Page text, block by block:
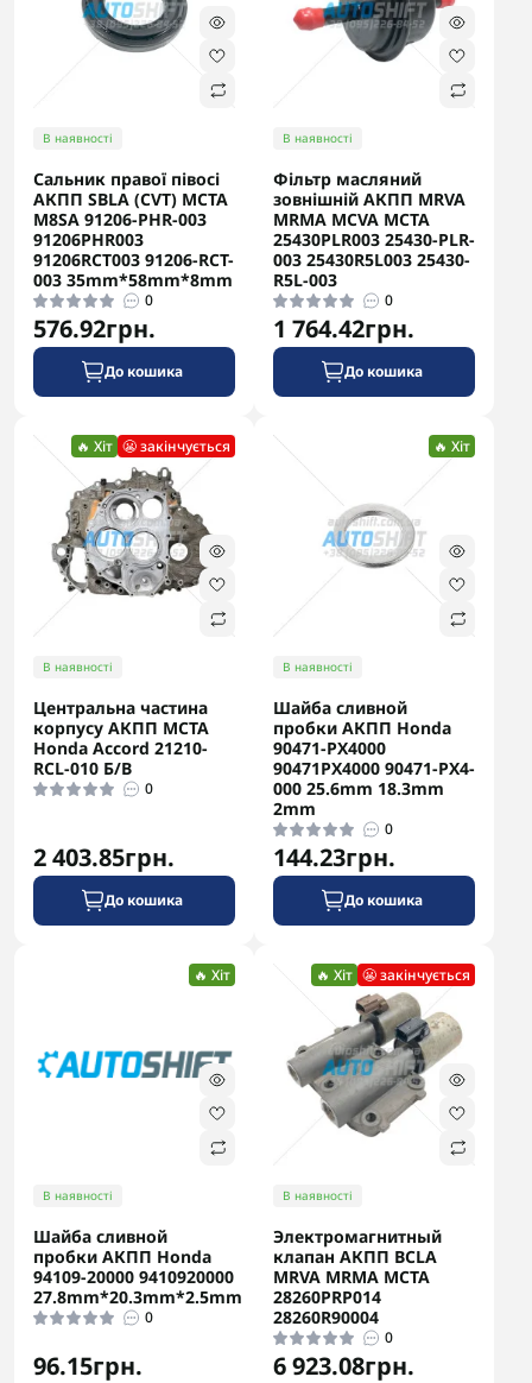
В наявності
Сальник правої півосі
АКПП SBLA (CVT) MCTA
M8SA 91206-PHR-003
91206PHR003
91206RCT003 91206-RCT-
003 35mm*58mm*8mm
0
576.92грн.
До кошика
В наявності
Фільтр масляний
зовнішній АКПП MRVA
MRMA MCVA MCTA
25430PLR003 25430-PLR-
003 25430R5L003 25430-
R5L-003
0
1 764.42грн.
До кошика
🔥 Хіт 😬 закінчується
В наявності
Центральна частина
корпусу АКПП MCTA
Honda Accord 21210-
RCL-010 Б/В
0
2 403.85грн.
До кошика
🔥 Хіт
В наявності
Шайба сливной
пробки АКПП Honda
90471-PX4000
90471PX4000 90471-PX4-
000 25.6mm 18.3mm
2mm
0
144.23грн.
До кошика
🔥 Хіт
В наявності
Шайба сливной
пробки АКПП Honda
94109-20000 9410920000
27.8mm*20.3mm*2.5mm
0
96.15грн.
🔥 Хіт 😬 закінчується
В наявності
Электромагнитный
клапан АКПП BCLA
MRVA MRMA MCTA
28260PRP014
28260R90004
0
6 923.08грн.